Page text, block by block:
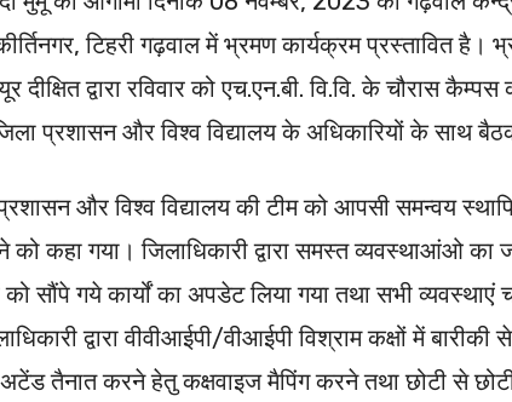
टिहरी गढ़वाल में भ्रमण कार्यक्रम प्रस्तावित है।
द्वारा रविवार को एच.एन.बी. वि.वि. के चौरास कैम्पस
जिला प्रशासन और विश्व विद्यालय के अधिकारियों के साथ
प्रशासन और विश्व विद्यालय की टीम को आपसी समन्वय
को कहा गया। जिलाधिकारी द्वारा समस्त व्यवस्थाआंओ का
सौंपे गये कार्यों का अपडेट लिया गया तथा सभी व्यवस्थाएं
द्वारा वीवीआईपी/वीआईपी विश्राम कक्षों में बारीकी
अटेंड तैनात करने हेतु कक्षवाइज मैपिंग करने तथा छोटी से